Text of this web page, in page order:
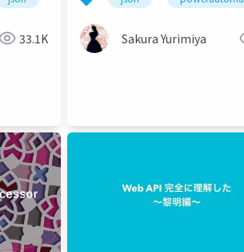
33.1K Sakura Yurimiya